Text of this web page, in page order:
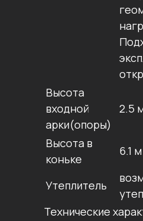
Высота
входной
арки(опоры)
2.5
Высота в
коньке
6.1 м
Утеплитель
Технические